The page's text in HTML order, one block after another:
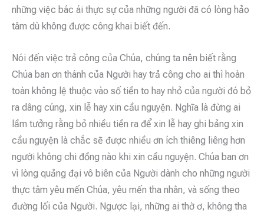
những việc bác ái thực sự của những người đã có lòng hảo
tâm dù không được công khai biết đến.
Nói đến việc trả công của Chúa, chúng ta nên biết rằng
Chúa ban ơn thánh của Người hay trả công cho ai thì hoàn
toàn không lệ thuộc vào số tiền to hay nhỏ của người đó bỏ
ra dâng cúng, xin lễ hay xin cầu nguyện. Nghĩa là đừng ai
lầm tưởng rằng bỏ nhiều tiền ra để xin lễ hay ghi bảng xin
cầu nguyện là chắc sẽ được nhiều ơn ích thiêng liêng hơn
người không chi đồng nào khi xin cầu nguyện. Chúa ban ơn
vì lòng quảng đại vô biên của Người dành cho những người
thực tâm yêu mến Chúa, yêu mến tha nhân, và sống theo
đường lối của Người. Ngược lại, những ai thờ ơ, không tha